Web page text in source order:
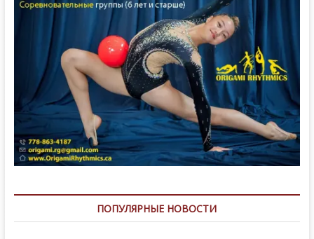
ПОПУЛЯРНЫЕ НОВОСТИ